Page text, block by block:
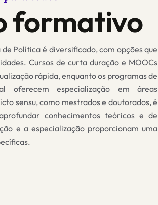
formativo
Política é diversificado, com opções que
Cursos de curta duração e MOOCs
rápida, enquanto os programas de
oferecem especialização em áreas
sensu, como mestrados e doutorados, é
conhecimentos teóricos e de
e a especialização proporcionam uma